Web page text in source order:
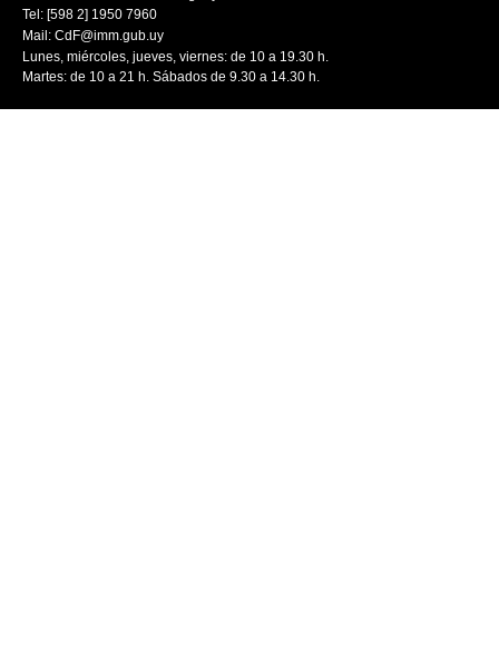
Tel: [598 2] 1950 7960
Mail: CdF@imm.gub.uy
Lunes, miércoles, jueves, viernes: de 10 a 19.30 h.
Martes: de 10 a 21 h. Sábados de 9.30 a 14.30 h.